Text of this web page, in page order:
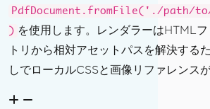
PdfDocument.fromFile('./path/
) を使用します。レンダラーはHTML
トリから相対アセットパスを解決する
しでローカルCSSと画像リファレンス